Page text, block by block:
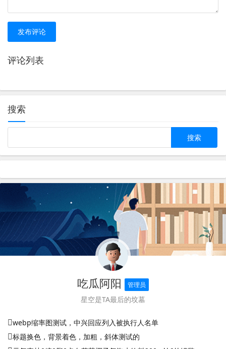
发布评论
评论列表
搜索
吃瓜阿阳 管理员
星空是TA最后的坟墓
webp缩率图测试，中兴回应列入被执行人名单
标题换色，背景着色，加粗，斜体测试的